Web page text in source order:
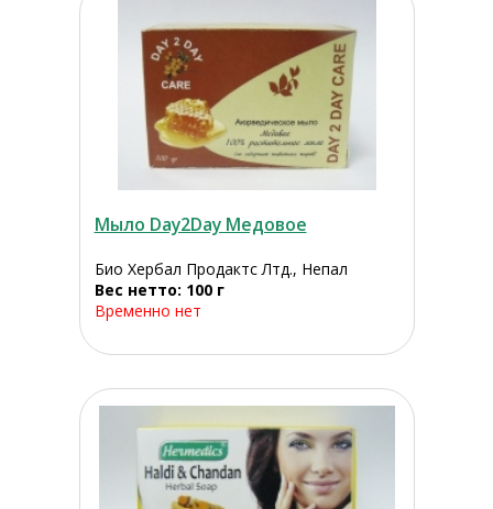
Мыло Day2Day Медовое
Био Хербал Продактс Лтд., Непал
Вес нетто: 100 г
Временно нет